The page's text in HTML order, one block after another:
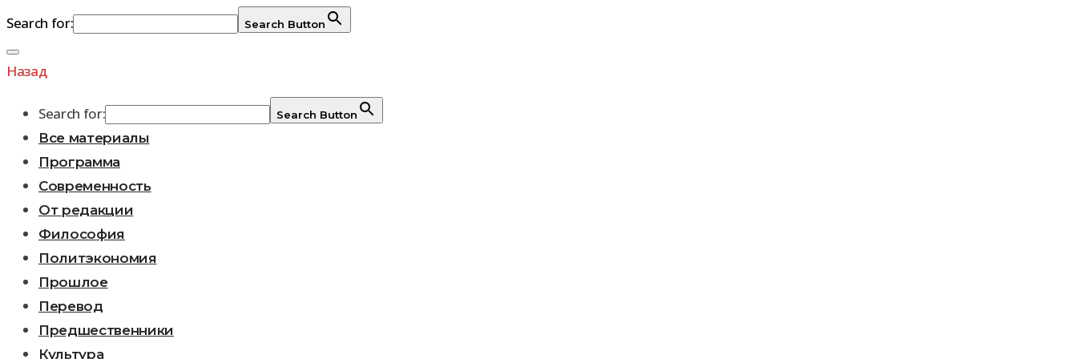
Search for: Search Button
Перейти
к
Назад
Search for: Search Button
Все материалы
Программа
Современность
От редакции
Философия
Политэкономия
Прошлое
Перевод
Предшественники
Культура